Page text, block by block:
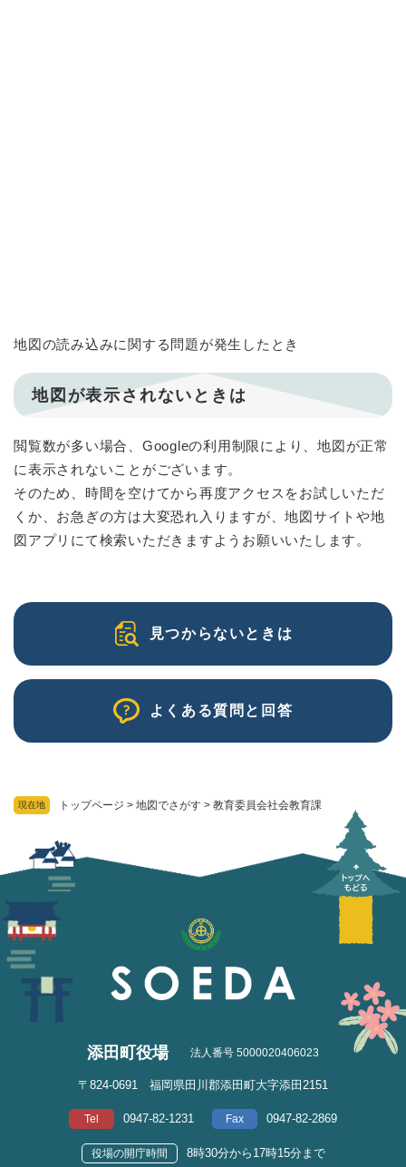
現在地 トップページ > 地図でさがす > 教育委員会社会教育課
地図の読み込みに関する問題が発生したとき
地図が表示されないときは
閲覧数が多い場合、Googleの利用制限により、地図が正常
に表示されないことがございます。
そのため、時間を空けてから再度アクセスをお試しいただ
くか、お急ぎの方は大変恐れ入りますが、地図サイトや地
図アプリにて検索いただきますようお願いいたします。
見つからないときは
よくある質問と回答
添田町役場 法人番号 5000020406023
〒824-0691 福岡県田川郡添田町大字添田2151
Tel 0947-82-1231 Fax 0947-82-2869
役場の開庁時間 8時30分から17時15分まで